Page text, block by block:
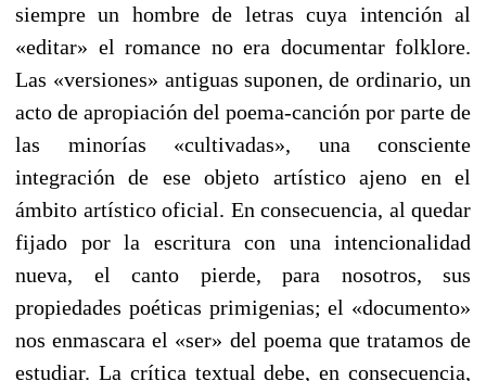
siempre un hombre de letras cuya intención al
«editar» el romance no era documentar folklore.
Las «versiones» antiguas suponen, de ordinario, un
acto de apropiación del poema-canción por parte de
las minorías «cultivadas», una consciente
integración de ese objeto artístico ajeno en el
ámbito artístico oficial. En consecuencia, al quedar
fijado por la escritura con una intencionalidad
nueva, el canto pierde, para nosotros, sus
propiedades poéticas primigenias; el «documento»
nos enmascara el «ser» del poema que tratamos de
estudiar. La crítica textual debe, en consecuencia,